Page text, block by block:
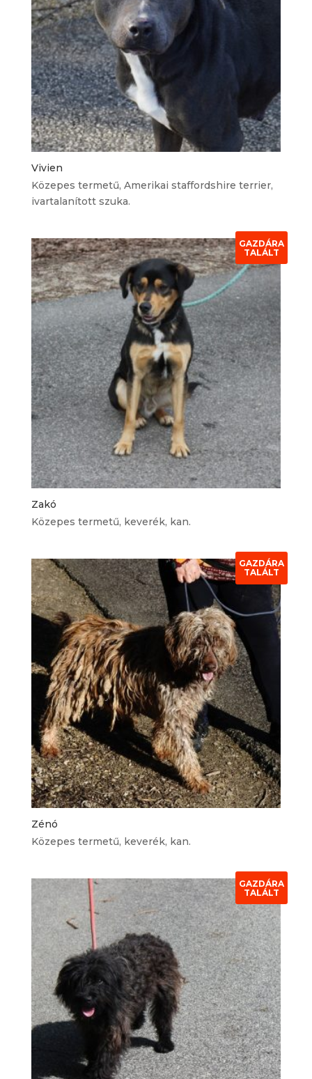
Vivien
Közepes termetű, Amerikai staffordshire terrier,
ivartalanított szuka.
GAZDÁRA
TALÁLT
Zakó
Közepes termetű, keverék, kan.
GAZDÁRA
TALÁLT
Zénó
Közepes termetű, keverék, kan.
GAZDÁRA
TALÁLT